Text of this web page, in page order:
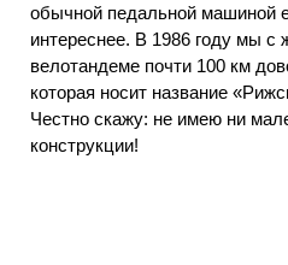
обычной педальной машиной
интереснее. В 1986 году мы с
велотандеме почти 100 км
которая носит название
Честно скажу: не имею ни
конструкции!